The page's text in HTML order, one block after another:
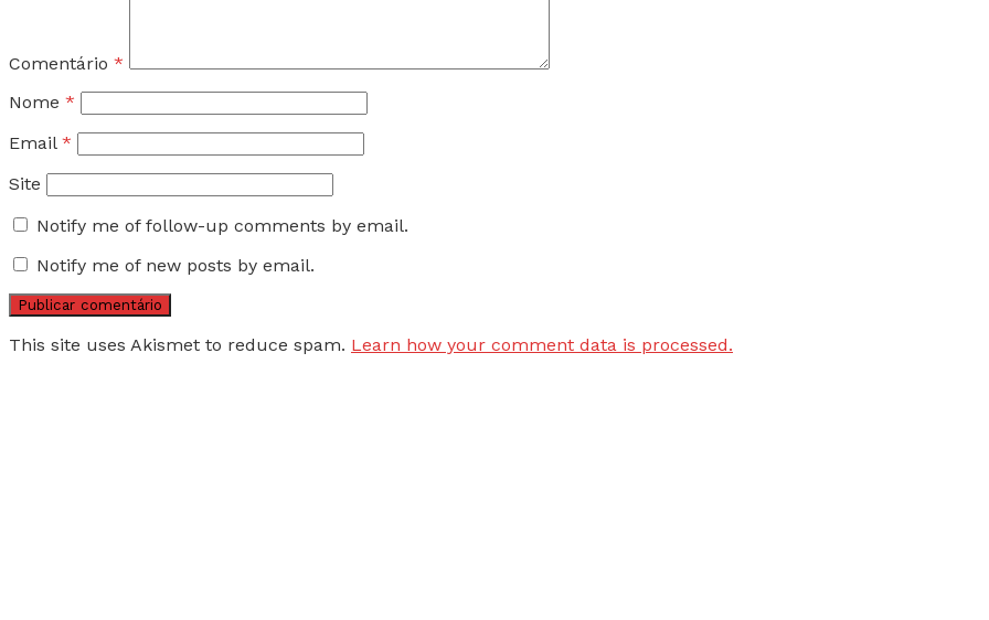
Comentário *
Nome *
Email *
Site
Notify me of follow-up comments by email.
Notify me of new posts by email.
This site uses Akismet to reduce spam. Learn how your comment data is processed.